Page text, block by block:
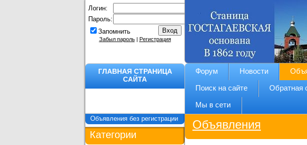
Логин:
Пароль:
Запомнить
Забыл пароль| Регистрация
ГЛАВНАЯ СТРАНИЦА
САЙТА
Форум Новости
Поиск на сайте Обратная
Мы в сети
Объявления без регистрации
Категории
Объявления